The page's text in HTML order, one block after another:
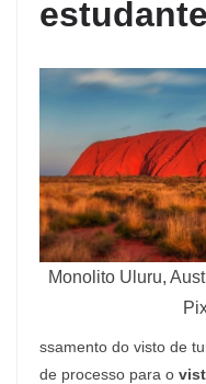
estudante
Monolito Uluru,
ssamento do visto de
de processo para o